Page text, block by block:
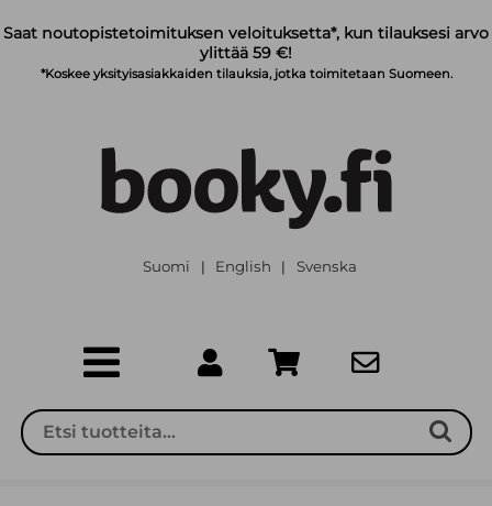
Saat noutopistetoimituksen veloituksetta*, kun tilauksesi arvo
ylittää 59 €!
*Koskee yksityisasiakkaiden tilauksia, jotka toimitetaan Suomeen.
Suomi | English | Svenska